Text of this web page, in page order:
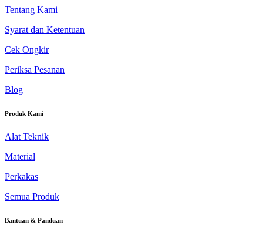
Tentang Kami
Syarat dan Ketentuan
Cek Ongkir
Periksa Pesanan
Blog
Produk Kami
Alat Teknik
Material
Perkakas
Semua Produk
Bantuan & Panduan